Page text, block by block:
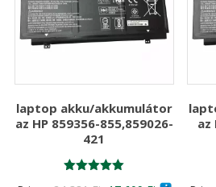
laptop akku/akkumulátor
az HP 859356-855,859026-
421
az